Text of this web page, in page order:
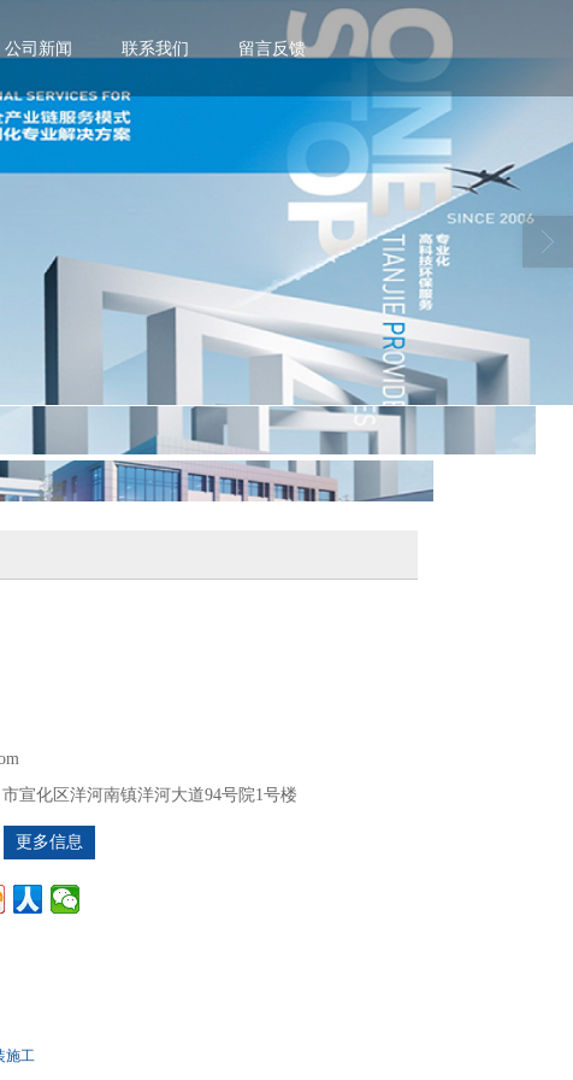
公司新闻 联系我们 留言反馈
宣化区洋河南镇洋河大道94号院1号楼
更多信息
施工